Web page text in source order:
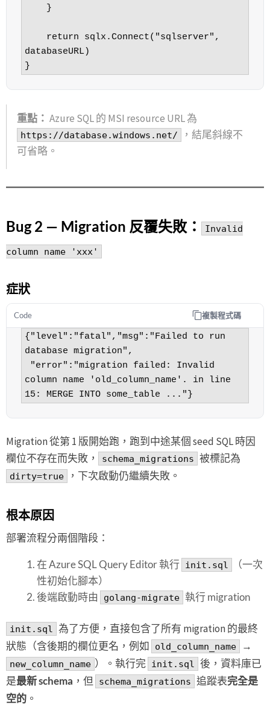
databaseURL)
}
重點： Azure SQL 的 MSI resource URL 為
https://database.windows.net/
，結尾斜線不
可省略。
Bug 2 — Migration 反覆失敗： Invalid
column name 'xxx'
症狀
Code 複製程式碼
{"level":"fatal","msg":"Failed to run
database migration",
column name 'old_column_name'. in line
15: MERGE INTO some_table ..."}
Migration 從第 1 版開始跑，跑到中途某個 seed SQL 時因
欄位不存在而失敗，
schema_migrations 被標記為
dirty=true ，下次啟動仍繼續失敗。
根本原因
部署流程分兩個階段：
在 Azure SQL Query Editor 執行 init.sql
（一次
性初始化腳本）
後端啟動時由
golang-migrate 執行 migration
init.sql 為了方便，直接包含了所有 migration 的最終
狀態（含後期的欄位更名，例如
old_column_name →
new_column_name ）。執行完 init.sql 後，資料庫已
是最新 schema ，但 schema_migrations 追蹤表完全是
空的 。